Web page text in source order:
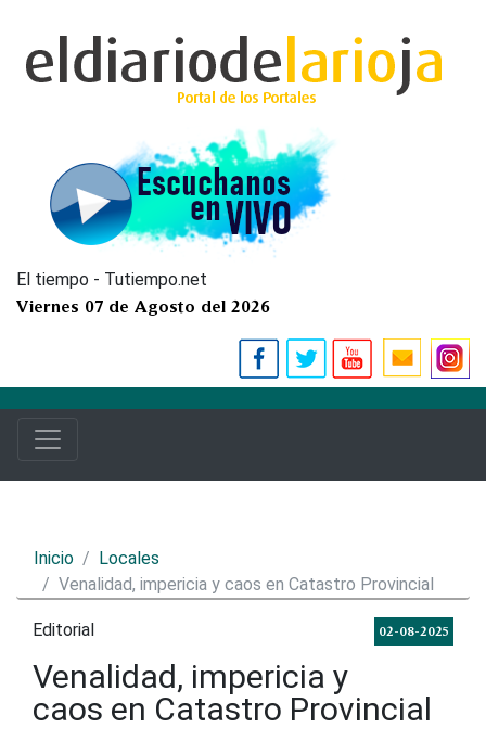
El tiempo - Tutiempo.net
Viernes 07 de Agosto del 2026
Inicio
Locales
Venalidad, impericia y caos en Catastro Provincial
02-08-2025
Editorial
Venalidad, impericia y
caos en Catastro Provincial